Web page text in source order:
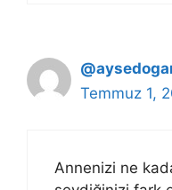
Temmuz 1,
Annenizi ne